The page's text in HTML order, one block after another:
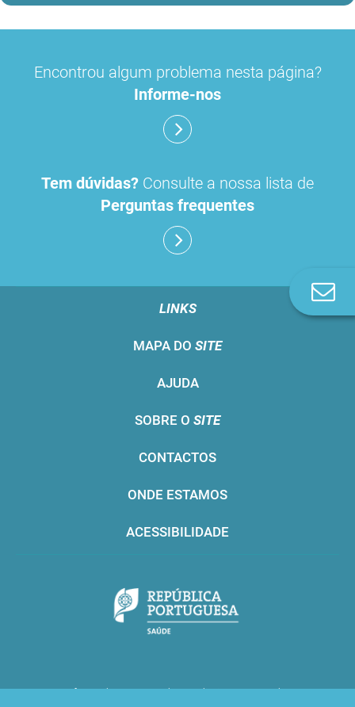
Encontrou algum problema nesta página?
Informe-nos
Tem dúvidas? Consulte a nossa lista de
Perguntas frequentes
LINKS
MAPA DO SITE
AJUDA
SOBRE O SITE
CONTACTOS
ONDE ESTAMOS
ACESSIBILIDADE
Infarmed © 2016. Todos os direitos reservados